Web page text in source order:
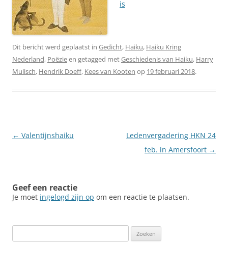
is
Dit bericht werd geplaatst in Gedicht, Haiku, Haiku Kring
Nederland, Poëzieen getagged metGeschiedenis van Haiku, Harry
Mulisch, Hendrik Doeff, Kees van Kooten op 19 februari 2018.
Berichtnavigatie
← Valentijnshaiku
Ledenvergadering HKN 24
feb. in Amersfoort →
Geef een reactie
Je moet ingelogd zijn op om een reactie te plaatsen.
naar: